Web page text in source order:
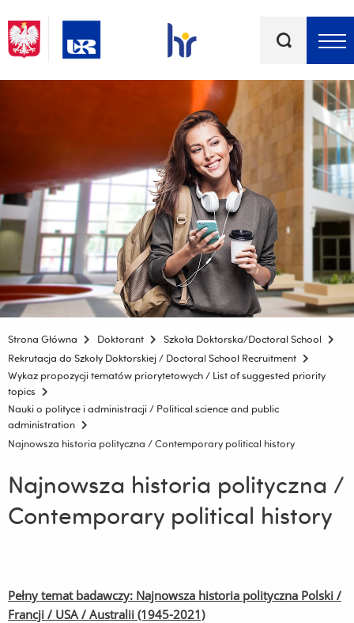
kluczowe
Strona Główna Doktorant
Szkoła Doktorska/Doctoral School
Rekrutacja do Szkoły Doktorskiej / Doctoral School Recruitment
Wykaz propozycji tematów priorytetowych / List of suggested priority
topics
Nauki o polityce i administracji / Political science and public
administration
Najnowsza historia polityczna / Contemporary political history
Najnowsza historia polityczna /
Contemporary political history
Pełny temat badawczy: Najnowsza historia polityczna Polski /
Francji / USA / Australii (1945-2021)